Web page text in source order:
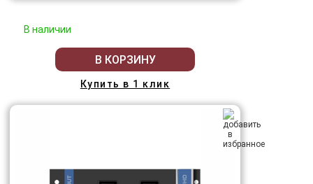
В наличии
В КОРЗИНУ
Купить в 1 клик